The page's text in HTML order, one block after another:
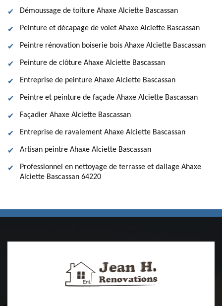
Démoussage de toiture Ahaxe Alciette Bascassan
Peinture et décapage de volet Ahaxe Alciette Bascassan
Peintre rénovation boiserie bois Ahaxe Alciette Bascassan
Peinture de clôture Ahaxe Alciette Bascassan
Entreprise de peinture Ahaxe Alciette Bascassan
Peintre et peinture de façade Ahaxe Alciette Bascassan
Façadier Ahaxe Alciette Bascassan
Entreprise de ravalement Ahaxe Alciette Bascassan
Artisan peintre Ahaxe Alciette Bascassan
Professionnel en nettoyage de terrasse et dallage Ahaxe
Alciette Bascassan 64220